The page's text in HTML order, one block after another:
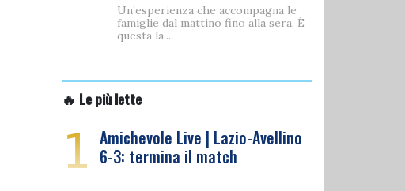
Un’esperienza che accompagna le
famiglie dal mattino fino alla sera. È
questa la...
🔥 Le più lette
1 Amichevole Live | Lazio-Avellino
6-3: termina il match